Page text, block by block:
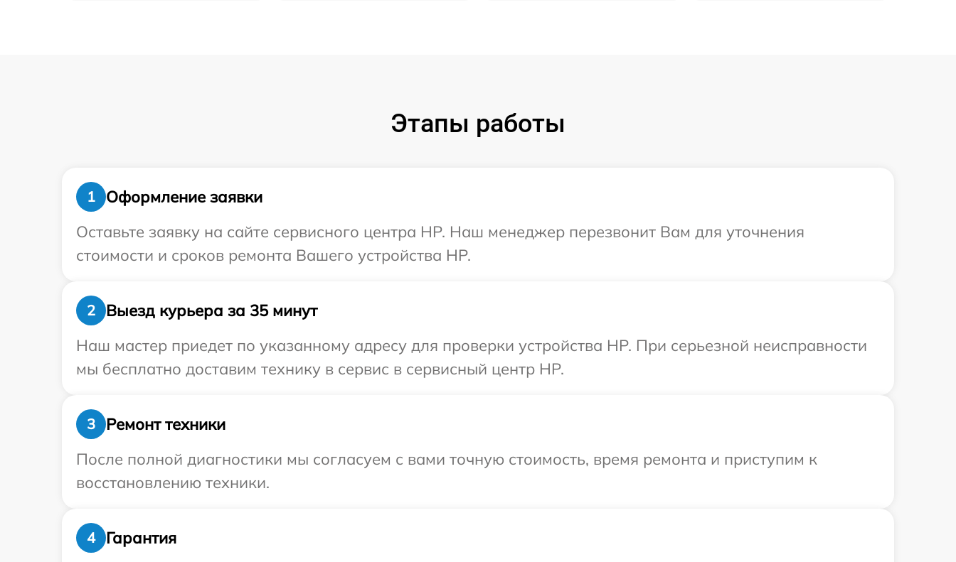
Этапы работы
1
Оформление заявки
Оставьте заявку на сайте сервисного центра HP. Наш менеджер перезвонит Вам для уточнения
стоимости и сроков ремонта Вашего устройства HP.
2
Выезд курьера за 35 минут
Наш мастер приедет по указанному адресу для проверки устройства HP. При серьезной неисправности
мы бесплатно доставим технику в сервис в сервисный центр HP.
3
Ремонт техники
После полной диагностики мы согласуем с вами точную стоимость, время ремонта и приступим к
восстановлению техники.
4
Гарантия